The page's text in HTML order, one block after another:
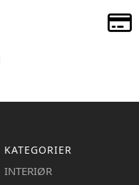
KATEGORIER
INTERIØR